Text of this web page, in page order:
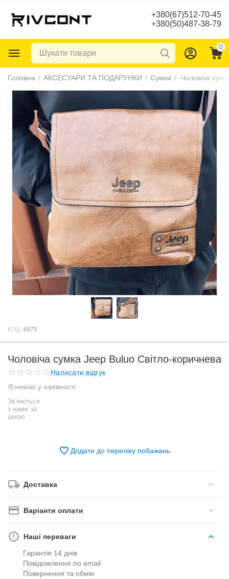
+380(67)512-70-45
+380(50)487-38-79
0
Головна / АКСЕСУАРИ ТА ПОДАРУНКИ / Сумки / Чоловіча
КОД: 4975
Чоловіча сумка Jeep Buluo Світло-коричнева
Написати відгук
немає у наявності
Зв'яжіться
з нами за
ціною
Додати до переліку побажань
Доставка
Варіанти оплати
Наші переваги
Гарантія 14 днів
Повідомлення по email
Повернення та обмін